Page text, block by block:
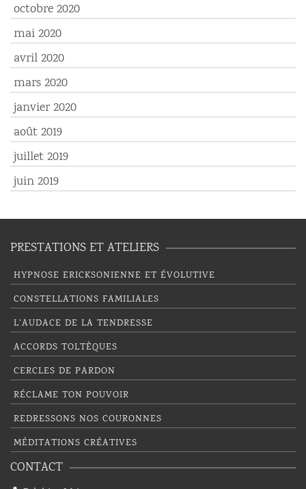
octobre 2020
mai 2020
avril 2020
mars 2020
janvier 2020
août 2019
juillet 2019
juin 2019
PRESTATIONS ET ATELIERS
HYPNOSE ERICKSONIENNE ET ÉVOLUTIVE
CONSTELLATIONS FAMILIALES
L’AUDACE DE LA TENDRESSE
ACCORDS TOLTÈQUES
CERCLES DE PARDON
RÉCLAME TON POUVOIR
REDRESSONS NOS COURONNES
MÉDITATIONS CRÉATIVES
CONTACT